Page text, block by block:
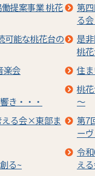
提案事業 桃花
第
る
可能な桃花台の
是
桃
楽会
住
き・・・
桃
～
える会×東部ま
第7
ー
る~
令
え